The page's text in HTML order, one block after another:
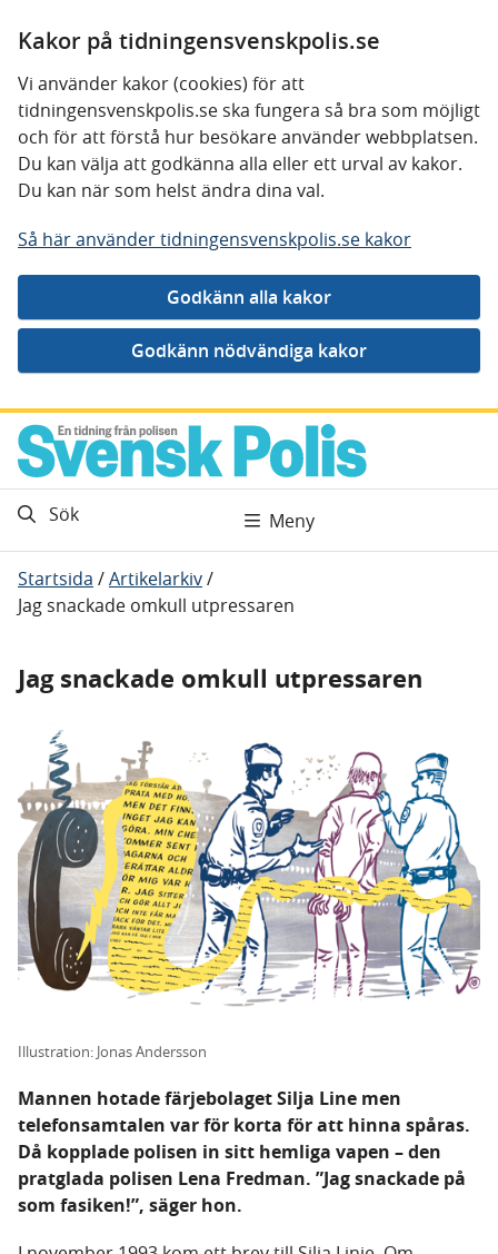
Kakor på tidningensvenskpolis.se
Vi använder kakor (cookies) för att
tidningensvenskpolis.se ska fungera så bra som möjligt
och för att förstå hur besökare använder webbplatsen.
Du kan välja att godkänna alla eller ett urval av kakor.
Du kan när som helst ändra dina val.
Så här använder tidningensvenskpolis.se kakor
Gå direkt till innehåll
Sök Meny
Startsida /Artikelarkiv/
Jag snackade omkull utpressaren
Jag snackade omkull utpressaren
Illustration: Jonas Andersson
Mannen hotade färjebolaget Silja Line men
telefonsamtalen var för korta för att hinna spåras.
Då kopplade polisen in sitt hemliga vapen – den
pratglada polisen Lena Fredman. ”Jag snackade på
som fasiken!”, säger hon.